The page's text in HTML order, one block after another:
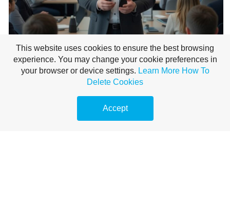
This website uses cookies to ensure the best browsing
experience. You may change your cookie preferences in
your browser or device settings. Learn More How To
Delete Cookies
Accept